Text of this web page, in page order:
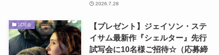
2026.7.28
試写会
【プレゼント】ジェイソン・ステ
イサム最新作『シェルター』先行
試写会に10名様ご招待☆（応募締